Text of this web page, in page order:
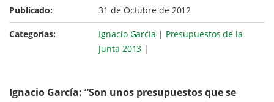
Publicado: 31 de Octubre de 2012
Categorías: Ignacio García | Presupuestos de la
Junta 2013 |
Ignacio García: “Son unos presupuestos que se